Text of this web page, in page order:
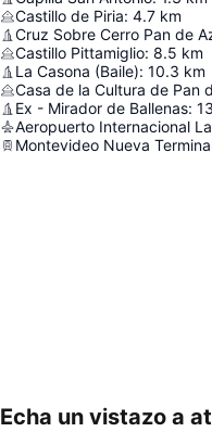
Castillo de Piria: 4.7 km
Cruz Sobre Cerro Pan de
Castillo Pittamiglio: 8.5 km
La Casona (Baile): 10.3 km
Casa de la Cultura de Pan
Ex - Mirador de Ballenas: 13
Montevideo Nueva
Echa un vistazo a